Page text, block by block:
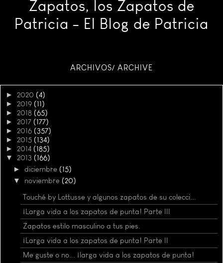
Zapatos, los Zapatos de
Patricia - El Blog de Patricia
ARCHIVOS/ ARCHIVE
► 2020 (4)
► 2019 (11)
► 2018 (65)
► 2017 (177)
► 2016 (357)
► 2015 (134)
► 2014 (185)
▼ 2013 (166)
► diciembre (15)
▼ noviembre (20)
Touché by Lottusse y algunos zapatos de su colecci...
¡Larga vida a los zapatos de punta! Parte III
Zapatos estilo masculino a tus pies.
¡Larga vida a los zapatos de punta! Parte II
Me guste o no... ¡larga vida a los zapatos de punta!